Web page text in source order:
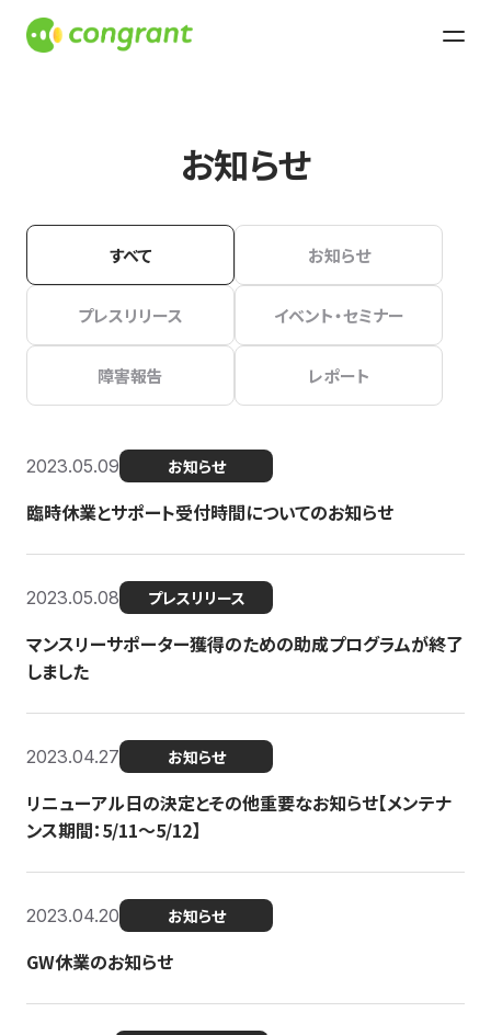
お知らせ
すべて お知らせ
プレスリリース イベント・セミナー
障害報告 レポート
2023.05.09 お知らせ
臨時休業とサポート受付時間についてのお知らせ
2023.05.08 プレスリリース
マンスリーサポーター獲得のための助成プログラムが終了
しました
2023.04.27 お知らせ
リニューアル日の決定とその他重要なお知らせ【メンテナ
ンス期間：5/11～5/12】
2023.04.20 お知らせ
GW休業のお知らせ